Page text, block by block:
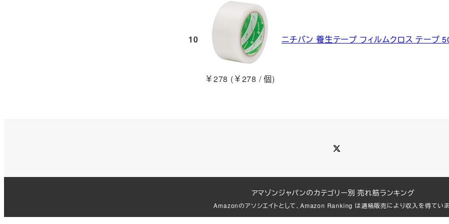
10
￥278 (￥278 / 個)
ニチバン 養生テープ フィルムクロス テー
アマゾンジャパンのカテゴリー別 売れ筋ランキング
Amazonのアソシエイトとして、Amazon Ranking は適格販売により収入を得ていま